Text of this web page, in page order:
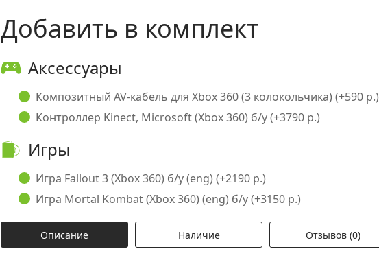
Добавить в комплект
Аксессуары
Композитный AV-кабель для Xbox 360 (3 колокольчика) (+590 р.)
Контроллер Kinect, Microsoft (Xbox 360) б/у (+3790 р.)
Игры
Игра Fallout 3 (Xbox 360) б/у (eng) (+2190 р.)
Игра Mortal Kombat (Xbox 360) (eng) б/у (+3150 р.)
Описание Наличие Отзывов (0)